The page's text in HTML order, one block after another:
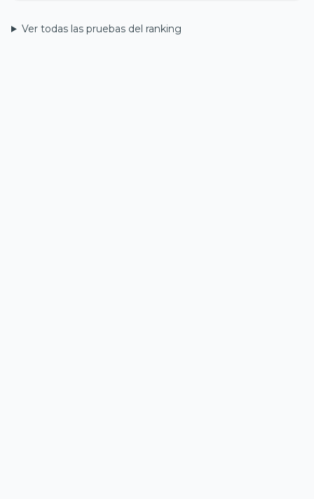
Ver todas las pruebas del ranking